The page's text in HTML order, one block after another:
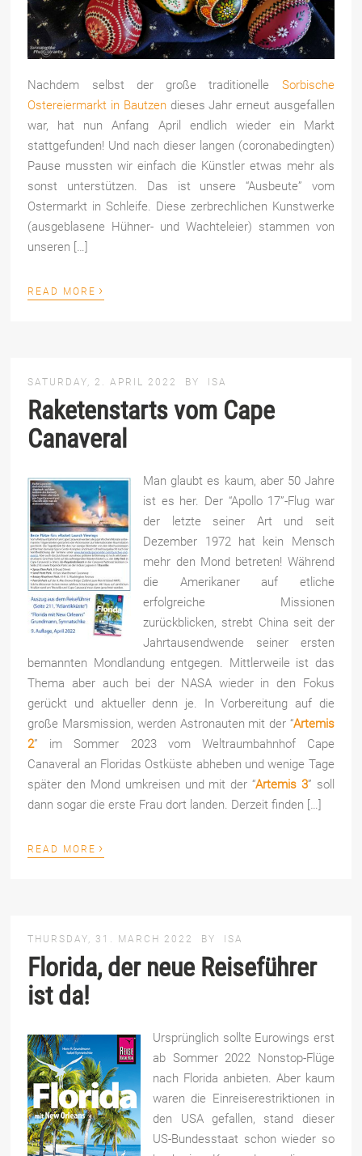
Nachdem selbst der große traditionelle Sorbische
Ostereiermarkt in Bautzendieses Jahr erneut ausgefallen
war, hat nun Anfang April endlich wieder ein Markt
stattgefunden! Und nach dieser langen (coronabedingten)
Pause mussten wir einfach die Künstler etwas mehr als
sonst unterstützen. Das ist unsere “Ausbeute” vom
Ostermarkt in Schleife. Diese zerbrechlichen Kunstwerke
(ausgeblasene Hühner- und Wachteleier) stammen von
unseren […]
READ MORE ›
SATURDAY, 2. APRIL 2022 BY ISA
Raketenstarts vom Cape
Canaveral
Man glaubt es kaum, aber 50 Jahre
ist es her. Der “Apollo 17”-Flug war
der letzte seiner Art und seit
Dezember 1972 hat kein Mensch
mehr den Mond betreten! Während
die Amerikaner auf etliche
erfolgreiche Missionen
zurückblicken, strebt China seit der
Jahrtausendwende seiner ersten
bemannten Mondlandung entgegen. Mittlerweile ist das
Thema aber auch bei der NASA wieder in den Fokus
gerückt und aktueller denn je. In Vorbereitung auf die
große Marsmission, werden Astronauten mit der “Artemis
2” im Sommer 2023 vom Weltraumbahnhof Cape
Canaveral an Floridas Ostküste abheben und wenige Tage
später den Mond umkreisen und mit der “Artemis 3” soll
dann sogar die erste Frau dort landen. Derzeit finden […]
READ MORE ›
THURSDAY, 31. MARCH 2022 BY ISA
Florida, der neue Reiseführer
ist da!
Ursprünglich sollte Eurowings erst
ab Sommer 2022 Nonstop-Flüge
nach Florida anbieten. Aber kaum
waren die Einreiserestriktionen in
den USA gefallen, stand dieser
US-Bundesstaat schon wieder so